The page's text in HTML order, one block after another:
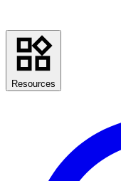
Resources